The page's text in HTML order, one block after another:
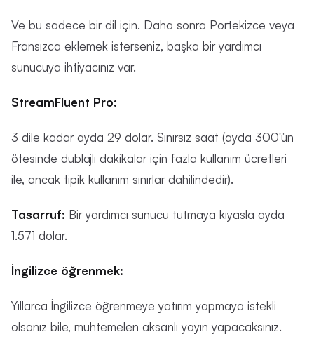
Ve bu sadece bir dil için. Daha sonra Portekizce veya
Fransızca eklemek isterseniz, başka bir yardımcı
sunucuya ihtiyacınız var.
StreamFluent Pro:
3 dile kadar ayda 29 dolar. Sınırsız saat (ayda 300'ün
ötesinde dublajlı dakikalar için fazla kullanım ücretleri
ile, ancak tipik kullanım sınırlar dahilindedir).
Tasarruf: Bir yardımcı sunucu tutmaya kıyasla ayda
1.571 dolar.
İngilizce öğrenmek:
Yıllarca İngilizce öğrenmeye yatırım yapmaya istekli
olsanız bile, muhtemelen aksanlı yayın yapacaksınız.